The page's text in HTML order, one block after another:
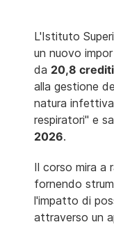
L'Istituto
un nuovo
da 20,8
alla gestione
natura
respiratori" e
2026.
Il corso mira a
fornendo
l'impatto di
attraverso un